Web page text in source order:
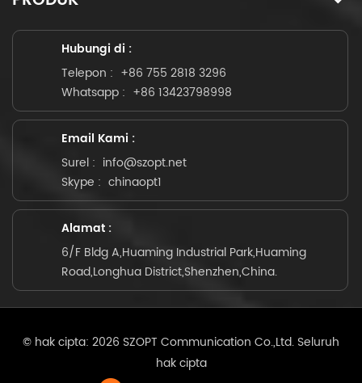
Hubungi di :
Telepon : +86 755 2818 3296
Whatsapp : +86 13423798998
Email Kami :
Surel : info@szopt.net
Skype : chinaopt1
Alamat :
6/F Bldg A,Huaming Industrial Park,Huaming
Road,Longhua District,Shenzhen,China.
© hak cipta: 2026 SZOPT Communication Co.,Ltd. Seluruh
hak cipta